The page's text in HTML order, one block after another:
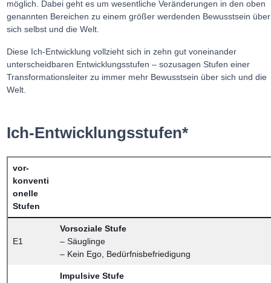
möglich. Dabei geht es um wesentliche Veränderungen in den oben
genannten Bereichen zu einem größer werdenden Bewusstsein über
sich selbst und die Welt.
Diese Ich-Entwicklung vollzieht sich in zehn gut voneinander
unterscheidbaren Entwicklungsstufen – sozusagen Stufen einer
Transformationsleiter zu immer mehr Bewusstsein über sich und die
Welt.
Ich-Entwicklungsstufen*
vor-
konventi
onelle
Stufen
E1
Vorsoziale Stufe
– Säuglinge
– Kein Ego, Bedürfnisbefriedigung
Impulsive Stufe